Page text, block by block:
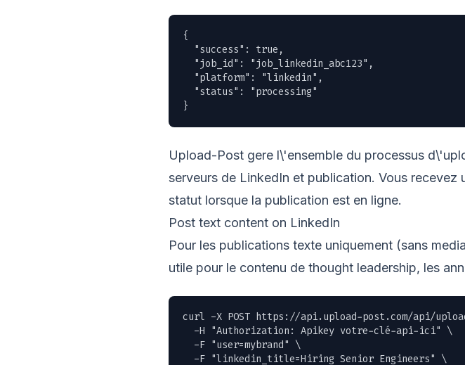
{
  "success": true,
  "job_id": "job_linkedin_abc123",
  "platform": "linkedin",
  "status": "processing"
}
Upload-Post gere l\'ensemble du processus
serveurs de LinkedIn et publication. Vous
statut lorsque la publication est en ligne.
Post text content on LinkedIn
Pour les publications texte uniquement (sans
utile pour le contenu de thought leadership, les
curl -X POST https://api.upload-post.com/api/
  -H "Authorization: Apikey votre-clé-api-ici" \
  -F "user=mybrand" \
  -F "linkedin_title=Hiring Senior Engineers" \